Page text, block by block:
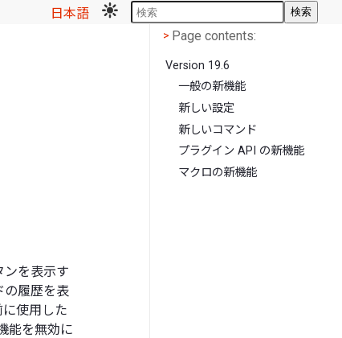
日本語 検索
ンを表示す
の履歴を表
使用した
能を無効に
< Page contents
> Page contents:
Version 19.6
一般の新機能
新しい設定
新しいコマンド
プラグイン API の新機能
マクロの新機能